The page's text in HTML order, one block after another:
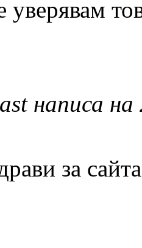
уверявам
написа
за